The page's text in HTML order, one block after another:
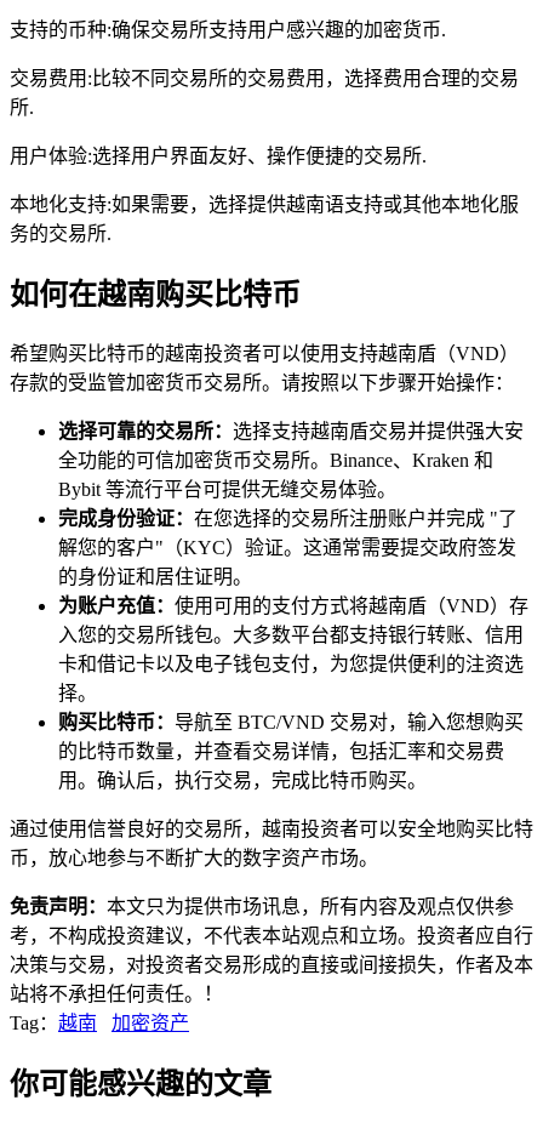
支持的币种:确保交易所支持用户感兴趣的加密货币.
交易费用:比较不同交易所的交易费用，选择费用合理的交易
所.
用户体验:选择用户界面友好、操作便捷的交易所.
本地化支持:如果需要，选择提供越南语支持或其他本地化服
务的交易所.
如何在越南购买比特币
希望购买比特币的越南投资者可以使用支持越南盾（VND）
存款的受监管加密货币交易所。请按照以下步骤开始操作：
选择可靠的交易所： 选择支持越南盾交易并提供强大安
全功能的可信加密货币交易所。Binance、Kraken 和
Bybit 等流行平台可提供无缝交易体验。
完成身份验证： 在您选择的交易所注册账户并完成 "了
解您的客户"（KYC）验证。这通常需要提交政府签发
的身份证和居住证明。
为账户充值： 使用可用的支付方式将越南盾（VND）存
入您的交易所钱包。大多数平台都支持银行转账、信用
卡和借记卡以及电子钱包支付，为您提供便利的注资选
择。
购买比特币： 导航至 BTC/VND 交易对，输入您想购买
的比特币数量，并查看交易详情，包括汇率和交易费
用。确认后，执行交易，完成比特币购买。
通过使用信誉良好的交易所，越南投资者可以安全地购买比特
币，放心地参与不断扩大的数字资产市场。
免责声明： 本文只为提供市场讯息，所有内容及观点仅供参
考，不构成投资建议，不代表本站观点和立场。投资者应自行
决策与交易，对投资者交易形成的直接或间接损失，作者及本
站将不承担任何责任。！
Tag： 越南 加密资产
你可能感兴趣的文章